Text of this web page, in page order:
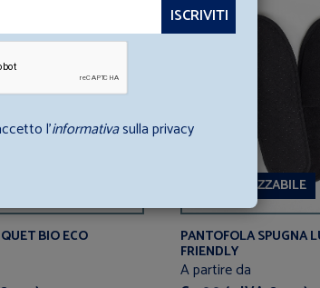
BIO ECO
PERSONALIZZABILE
PANTOFOLA SPUGNA
FRIENDLY
A partire da
l’informativasulla privacy